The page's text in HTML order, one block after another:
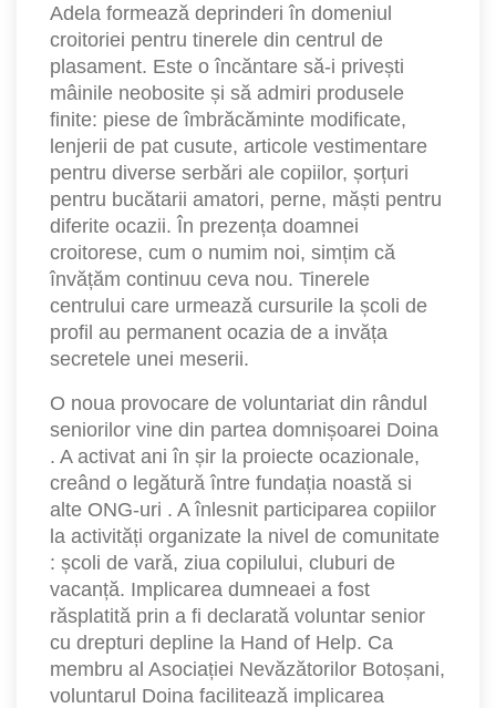
Adela formează deprinderi în domeniul
croitoriei pentru tinerele din centrul de
plasament. Este o încăntare să-i privești
mâinile neobosite și să admiri produsele
finite: piese de îmbrăcăminte modificate,
lenjerii de pat cusute, articole vestimentare
pentru diverse serbări ale copiilor, șorțuri
pentru bucătarii amatori, perne, măști pentru
diferite ocazii. În prezența doamnei
croitorese, cum o numim noi, simțim că
învățăm continuu ceva nou. Tinerele
centrului care urmează cursurile la școli de
profil au permanent ocazia de a invăța
secretele unei meserii.
O noua provocare de voluntariat din rândul
seniorilor vine din partea domnișoarei Doina
. A activat ani în șir la proiecte ocazionale,
creând o legătură între fundația noastă si
alte ONG-uri . A înlesnit participarea copiilor
la activități organizate la nivel de comunitate
: școli de vară, ziua copilului, cluburi de
vacanță. Implicarea dumneaei a fost
răsplatită prin a fi declarată voluntar senior
cu drepturi depline la Hand of Help. Ca
membru al Asociației Nevăzătorilor Botoșani,
voluntarul Doina facilitează implicarea